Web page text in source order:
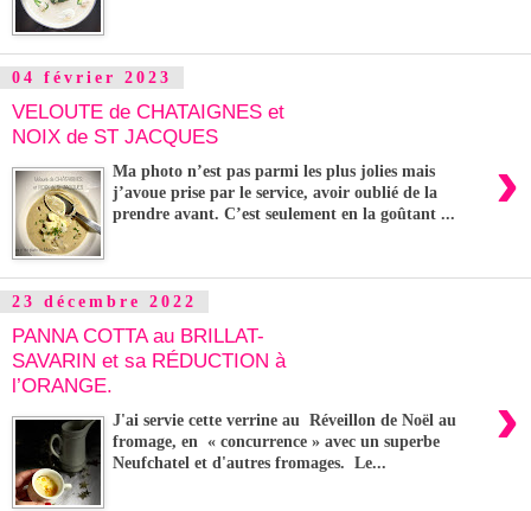
04 février 2023
VELOUTE de CHATAIGNES et
NOIX de ST JACQUES
›
Ma photo n’est pas parmi les plus jolies mais
j’avoue prise par le service, avoir oublié de la
prendre avant. C’est seulement en la goûtant ...
23 décembre 2022
PANNA COTTA au BRILLAT-
SAVARIN et sa RÉDUCTION à
l’ORANGE.
›
J'ai servie cette verrine au Réveillon de Noël au
fromage, en « concurrence » avec un superbe
Neufchatel et d'autres fromages. Le...